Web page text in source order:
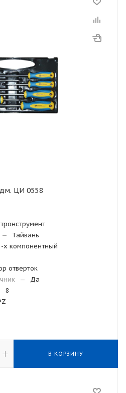
ЦИ 0558
—
Тайвань
х компонентный
отверток
—
Да
8
В КОРЗИНУ